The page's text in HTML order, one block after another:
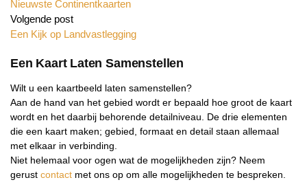
Nieuwste Continentkaarten
Volgende post
Een Kijk op Landvastlegging
Een Kaart Laten Samenstellen
Wilt u een kaartbeeld laten samenstellen?
Aan de hand van het gebied wordt er bepaald hoe groot de kaart
wordt en het daarbij behorende detailniveau. De drie elementen
die een kaart maken; gebied, formaat en detail staan allemaal
met elkaar in verbinding.
Niet helemaal voor ogen wat de mogelijkheden zijn? Neem
gerust contact met ons op om alle mogelijkheden te bespreken.